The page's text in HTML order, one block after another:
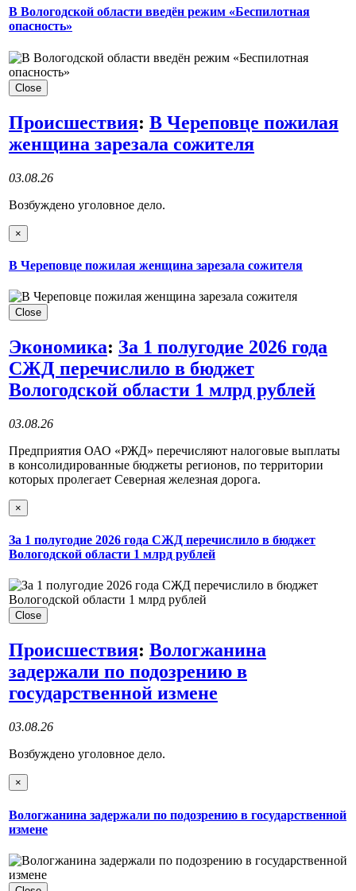
В Вологодской области введён режим «Беспилотная
опасность»
Close
Происшествия: В Череповце пожилая
женщина зарезала сожителя
03.08.26
Возбуждено уголовное дело.
×
В Череповце пожилая женщина зарезала сожителя
Close
Экономика: За 1 полугодие 2026 года
СЖД перечислило в бюджет
Вологодской области 1 млрд рублей
03.08.26
Предприятия ОАО «РЖД» перечисляют налоговые выплаты
в консолидированные бюджеты регионов, по территории
которых пролегает Северная железная дорога.
×
За 1 полугодие 2026 года СЖД перечислило в бюджет
Вологодской области 1 млрд рублей
Close
Происшествия: Вологжанина
задержали по подозрению в
государственной измене
03.08.26
Возбуждено уголовное дело.
×
Вологжанина задержали по подозрению в государственной
измене